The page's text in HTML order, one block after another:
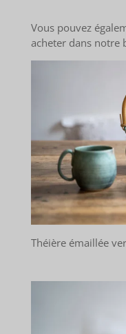
Vous pouvez
acheter dans notre
Théière émaillée